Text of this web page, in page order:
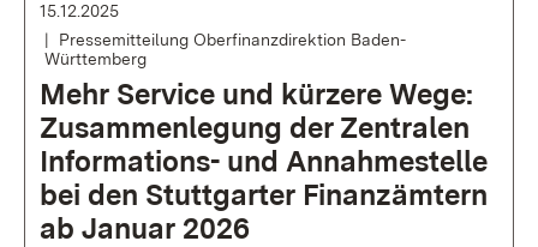
15.12.2025
Pressemitteilung Oberfinanzdirektion Baden-
Württemberg
Mehr Service und kürzere Wege:
Zusammenlegung der Zentralen
Informations- und Annahmestelle
bei den Stuttgarter Finanzämtern
ab Januar 2026